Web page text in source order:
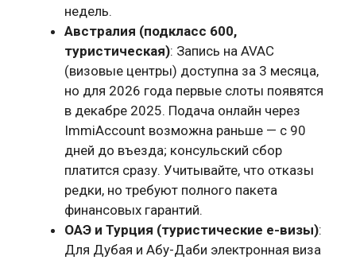
недель.
Австралия (подкласс 600,
туристическая): Запись на AVAC
(визовые центры) доступна за 3 месяца,
но для 2026 года первые слоты появятся
в декабре 2025. Подача онлайн через
ImmiAccount возможна раньше — с 90
дней до въезда; консульский сбор
платится сразу. Учитывайте, что отказы
редки, но требуют полного пакета
финансовых гарантий.
ОАЭ и Турция (туристические e-визы):
Для Дубая и Абу-Даби электронная виза